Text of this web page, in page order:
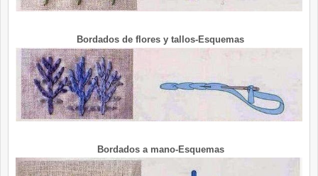
Bordados de flores y tallos-Esquemas
Bordados a mano-Esquemas